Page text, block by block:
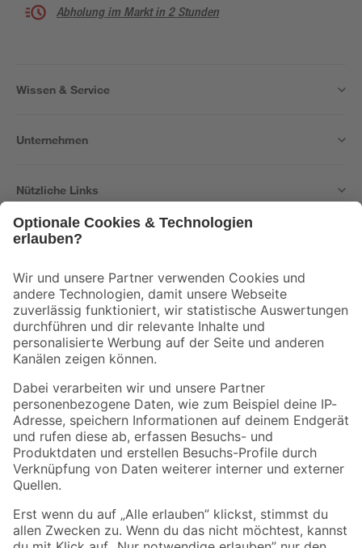
Abholung im Markt in 2 Stunden
Wissen & Service
Unternehmen
Nützliche Links
Der toom Newsletter: Keine Angebote und Aktionen mehr verpassen!
Zur Newsletter Anmeldung
Folge uns
Zahlungsarten Versandarten
Sicher einkaufen